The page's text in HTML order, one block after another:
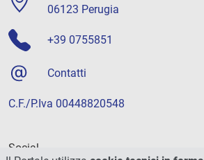
06123 Perugia
+39 0755851
Contatti
C.F./P.Iva 00448820548
Social